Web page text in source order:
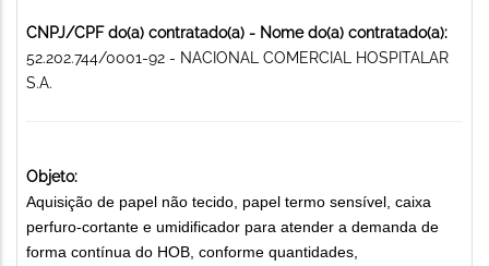
CNPJ/CPF do(a) contratado(a) - Nome do(a) contratado(a):
52.202.744/0001-92 - NACIONAL COMERCIAL HOSPITALAR
S.A.
Objeto:
Aquisição de papel não tecido, papel termo sensível, caixa
perfuro-cortante e umidificador para atender a demanda de
forma contínua do HOB, conforme quantidades,